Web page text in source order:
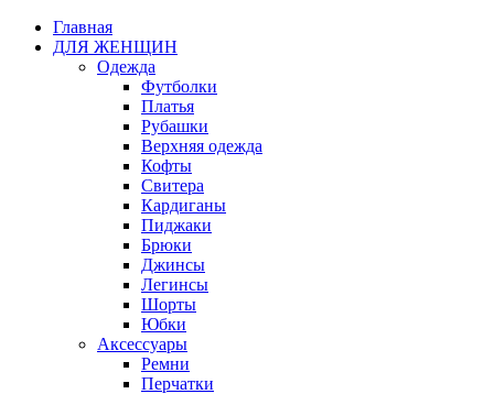
Главная
ДЛЯ ЖЕНЩИН
Одежда
Футболки
Платья
Рубашки
Верхняя одежда
Кофты
Свитера
Кардиганы
Пиджаки
Брюки
Джинсы
Легинсы
Шорты
Юбки
Аксессуары
Ремни
Перчатки